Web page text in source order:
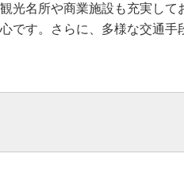
名所や商業施設も充実して
す。さらに、多様な交通手